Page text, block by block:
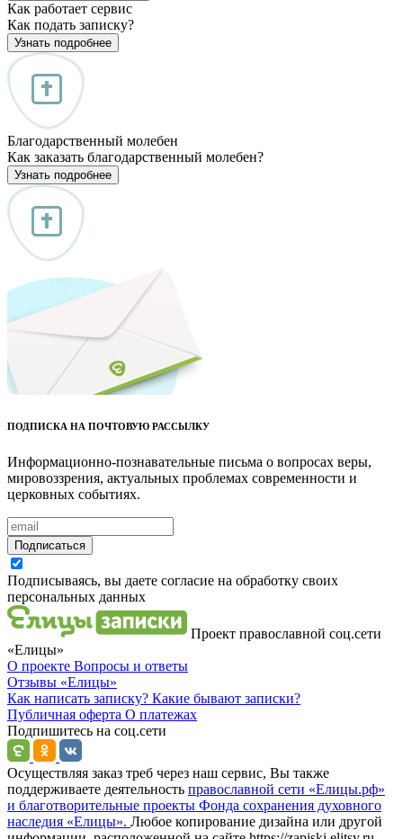
Как работает сервис
Как подать записку?
Узнать подробнее
Благодарственный молебен
Как заказать благодарственный молебен?
Узнать подробнее
ПОДПИСКА НА ПОЧТОВУЮ РАССЫЛКУ
Информационно-познавательные письма о вопросах веры,
мировоззрения, актуальных проблемах современности и
церковных событиях.
Подписаться
Подписываясь, вы даете согласие на обработку своих
персональных данных
Проект православной соц.сети
«Елицы»
О проекте Вопросы и ответы
Отзывы «Елицы»
Как написать записку? Какие бывают записки?
Публичная оферта О платежах
Подпишитесь на соц.сети
Осуществляя заказ треб через наш сервис, Вы также
поддерживаете деятельность православной сети «Елицы.рф»
и благотворительные проекты Фонда сохранения духовного
наследия «Елицы». Любое копирование дизайна или другой